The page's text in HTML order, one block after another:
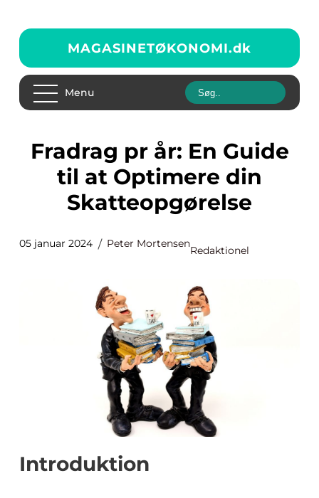
MAGASINETØKONOMI.dk
Menu
Fradrag pr år: En Guide
til at Optimere din
Skatteopgørelse
05 januar 2024 Peter Mortensen
Redaktionel
Introduktion